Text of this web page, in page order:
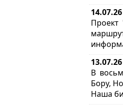
Проект
В
Бору,
Наша